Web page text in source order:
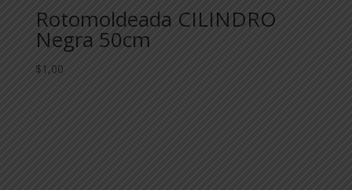
Rotomoldeada CILINDRO
Negra 50cm
$ 1,00